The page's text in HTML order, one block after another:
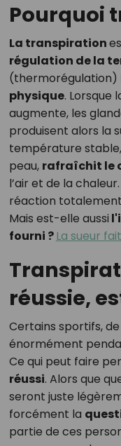
Pourquoi
La transpiration
régulation de la
(thermorégulation)
physique. Lorsque
augmente, les
produisent alors la
température
peau, rafraîchit le
l’air et de la chaleur.
réaction
Mais est-elle aussi
fourni ?La sueur
réussie,
Certains sportifs,
énormément
Ce qui peut faire
réussi. Alors que
seront juste
forcément la
partie de ces